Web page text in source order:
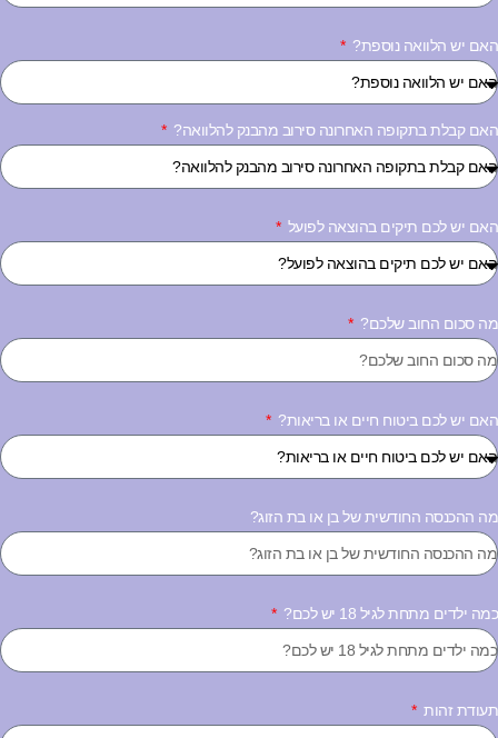
יש הלוואה נוספת?
קבלת בתקופה האחרונה סירוב מהבנק להלוואה?
יש לכם תיקים בהוצאה לפועל
סכום החוב שלכם?
יש לכם ביטוח חיים או בריאות?
ההכנסה החודשית של בן או בת הזוג?
ילדים מתחת לגיל 18 יש לכם?
זהות